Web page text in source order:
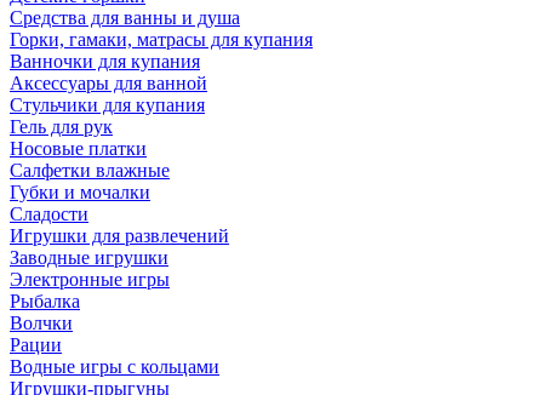
Средства для ванны и душа
Горки, гамаки, матрасы для купания
Ванночки для купания
Аксессуары для ванной
Стульчики для купания
Гель для рук
Носовые платки
Салфетки влажные
Губки и мочалки
Сладости
Игрушки для развлечений
Заводные игрушки
Электронные игры
Рыбалка
Волчки
Рации
Водные игры с кольцами
Игрушки-прыгуны